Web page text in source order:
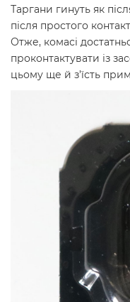
Таргани гинуть як
після простого
Отже, комасі
проконтактувати із
цьому ще й з’їсть